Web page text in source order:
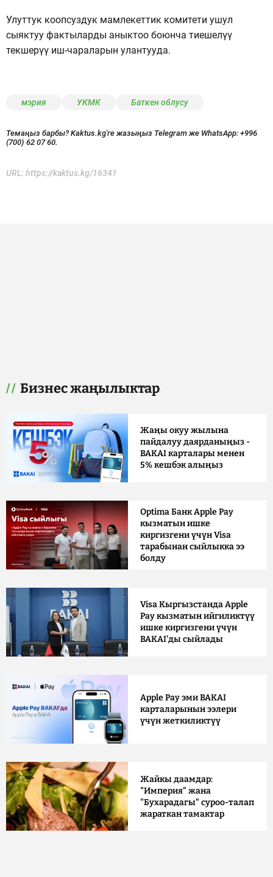
Улуттук коопсуздук мамлекеттик комитети ушул
сыяктуу фактыларды аныктоо боюнча тиешелүү
текшерүү иш-чараларын улантууда.
мэрия УКМК Баткен облусу
Темаңыз барбы? Kaktus.kg'ге жазыңыз Telegram же WhatsApp: +996
(700) 62 07 60.
URL: https://kaktus.kg/16341
Бизнес жаңылыктар
Жаңы окуу жылына
пайдалуу даярданыңыз -
BAKAI карталары менен
5% кешбэк алыңыз
Optima Банк Apple Pay
кызматын ишке
киргизгени үчүн Visa
тарабынан сыйлыкка ээ
болду
Visa Кыргызстанда Apple
Pay кызматын ийгиликтүү
ишке киргизгени үчүн
BAKAI'ды сыйлады
Apple Pay эми BAKAI
карталарынын ээлери
үчүн жеткиликтүү
Жайкы даамдар:
"Империя" жана
"Бухарадагы" суроо-талап
жараткан тамактар